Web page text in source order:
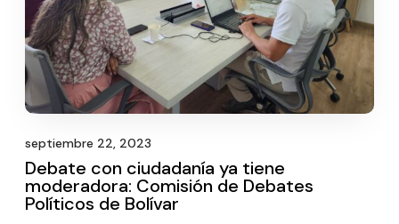
septiembre 22, 2023
Debate con ciudadanía ya tiene
moderadora: Comisión de Debates
Políticos de Bolívar